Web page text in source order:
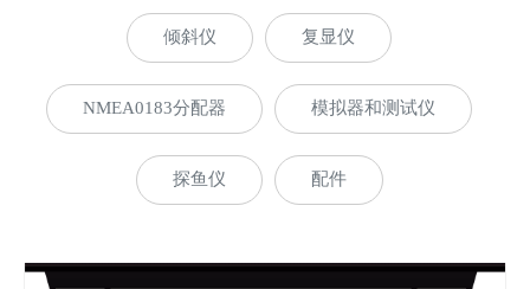
倾斜仪 复显仪
NMEA0183分配器 模拟器和测试仪
探鱼仪 配件